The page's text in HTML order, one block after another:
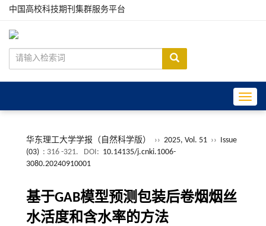
中国高校科技期刊集群服务平台
华东理工大学学报（自然科学版） ›› 2025, Vol. 51 ›› Issue
(03) : 316 -321. DOI: 10.14135/j.cnki.1006-
3080.20240910001
基于GAB模型预测包装后卷烟烟丝
水活度和含水率的方法